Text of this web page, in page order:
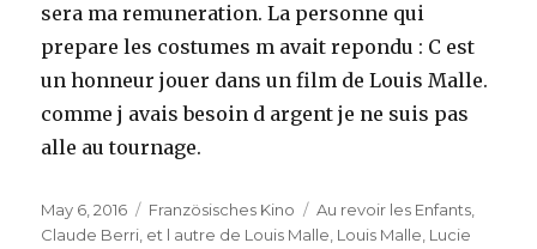
sera ma remuneration. La personne qui
prepare les costumes m avait repondu : C est
un honneur jouer dans un film de Louis Malle.
comme j avais besoin d argent je ne suis pas
alle au tournage.
Posted
on
May 6, 2016 Categories
Französisches Kino Tags
Au revoir les Enfants
Claude Berri et l autre de Louis Malle Louis Malle Lucie